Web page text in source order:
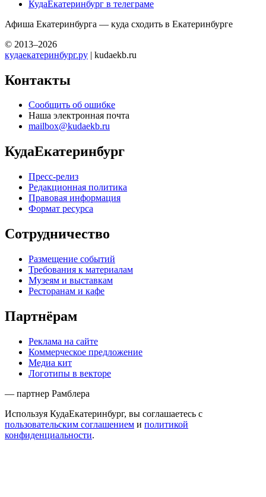
КудаЕкатеринбург в телеграме
Афиша Екатеринбурга — куда сходить в Екатеринбурге
© 2013–2026
кудаекатеринбург.ру | kudaekb.ru
Контакты
Сообщить об ошибке
Наша электронная почта
mailbox@kudaekb.ru
КудаЕкатеринбург
Пресс-релиз
Редакционная политика
Правовая информация
Формат ресурса
Сотрудничество
Размещение событий
Требования к материалам
Музеям и выставкам
Ресторанам и кафе
Партнёрам
Реклама на сайте
Коммерческое предложение
Медиа кит
Логотипы в векторе
— партнер Рамблера
Используя КудаЕкатеринбург, вы соглашаетесь с
пользовательским соглашением и политикой
конфиденциальности.